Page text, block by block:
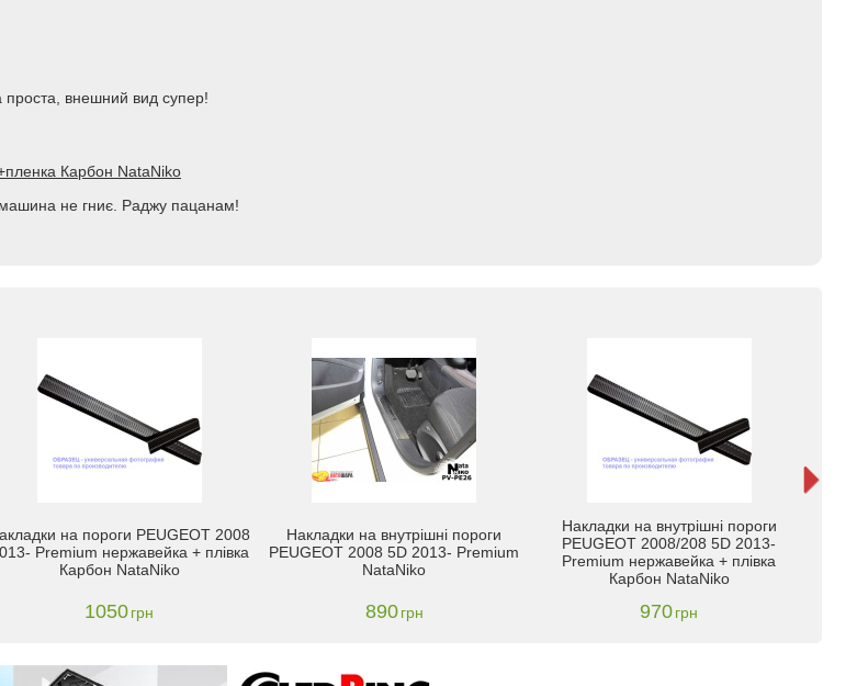
проста, внешний вид супер!
Карбон NataNiko
не гниє. Раджу пацанам!
на пороги PEUGEOT 2008
Premium нержавейка + плівка
Карбон NataNiko
1050грн
Накладки на внутрішні пороги
PEUGEOT 2008 5D 2013- Premium
NataNiko
890 грн
Накладки на внутрішні пороги
PEUGEOT 2008/208 5D 2013-
Premium нержавейка + плівка
Карбон NataNiko
970грн